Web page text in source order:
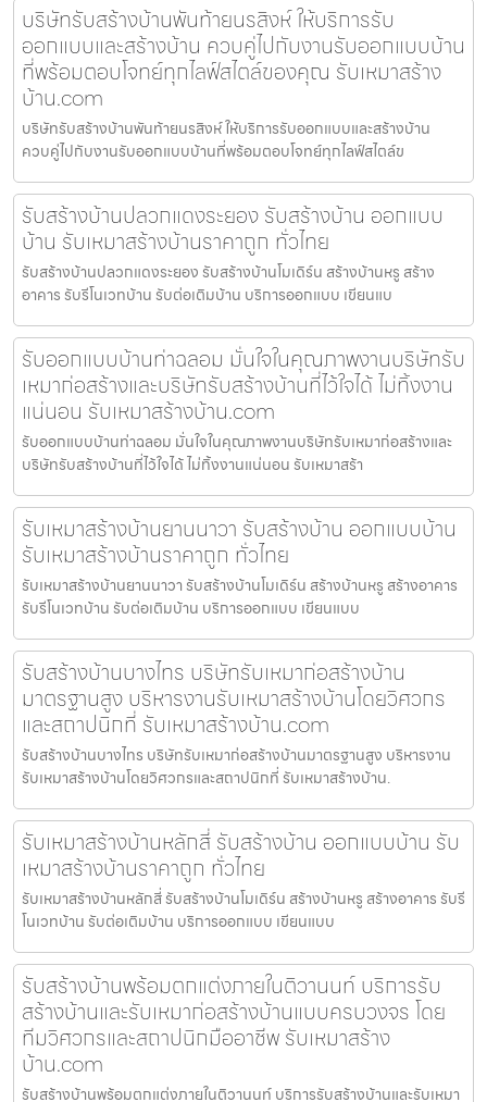
บริษัทรับสร้างบ้านพันท้ายนรสิงห์ ให้บริการรับ
ออกแบบและสร้างบ้าน ควบคู่ไปกับงานรับออกแบบบ้าน
ที่พร้อมตอบโจทย์ทุกไลฟ์สไตล์ของคุณ รับเหมาสร้าง
บ้าน.com
บริษัทรับสร้างบ้านพันท้ายนรสิงห์ ให้บริการรับออกแบบและสร้างบ้าน
ควบคู่ไปกับงานรับออกแบบบ้านที่พร้อมตอบโจทย์ทุกไลฟ์สไตล์ข
รับสร้างบ้านปลวกแดงระยอง รับสร้างบ้าน ออกแบบ
บ้าน รับเหมาสร้างบ้านราคาถูก ทั่วไทย
รับสร้างบ้านปลวกแดงระยอง รับสร้างบ้านโมเดิร์น สร้างบ้านหรู สร้าง
อาคาร รับรีโนเวทบ้าน รับต่อเติมบ้าน บริการออกแบบ เขียนแบ
รับออกแบบบ้านท่าฉลอม มั่นใจในคุณภาพงานบริษัทรับ
เหมาก่อสร้างและบริษัทรับสร้างบ้านที่ไว้ใจได้ ไม่ทิ้งงาน
แน่นอน รับเหมาสร้างบ้าน.com
รับออกแบบบ้านท่าฉลอม มั่นใจในคุณภาพงานบริษัทรับเหมาก่อสร้างและ
บริษัทรับสร้างบ้านที่ไว้ใจได้ ไม่ทิ้งงานแน่นอน รับเหมาสร้า
รับเหมาสร้างบ้านยานนาวา รับสร้างบ้าน ออกแบบบ้าน
รับเหมาสร้างบ้านราคาถูก ทั่วไทย
รับเหมาสร้างบ้านยานนาวา รับสร้างบ้านโมเดิร์น สร้างบ้านหรู สร้างอาคาร
รับรีโนเวทบ้าน รับต่อเติมบ้าน บริการออกแบบ เขียนแบบ
รับสร้างบ้านบางไทร บริษัทรับเหมาก่อสร้างบ้าน
มาตรฐานสูง บริหารงานรับเหมาสร้างบ้านโดยวิศวกร
และสถาปนิกที่ รับเหมาสร้างบ้าน.com
รับสร้างบ้านบางไทร บริษัทรับเหมาก่อสร้างบ้านมาตรฐานสูง บริหารงาน
รับเหมาสร้างบ้านโดยวิศวกรและสถาปนิกที่ รับเหมาสร้างบ้าน.
รับเหมาสร้างบ้านหลักสี่ รับสร้างบ้าน ออกแบบบ้าน รับ
เหมาสร้างบ้านราคาถูก ทั่วไทย
รับเหมาสร้างบ้านหลักสี่ รับสร้างบ้านโมเดิร์น สร้างบ้านหรู สร้างอาคาร รับรี
โนเวทบ้าน รับต่อเติมบ้าน บริการออกแบบ เขียนแบบ
รับสร้างบ้านพร้อมตกแต่งภายในติวานนท์ บริการรับ
สร้างบ้านและรับเหมาก่อสร้างบ้านแบบครบวงจร โดย
ทีมวิศวกรและสถาปนิกมืออาชีพ รับเหมาสร้าง
บ้าน.com
รับสร้างบ้านพร้อมตกแต่งภายในติวานนท์ บริการรับสร้างบ้านและรับเหมา